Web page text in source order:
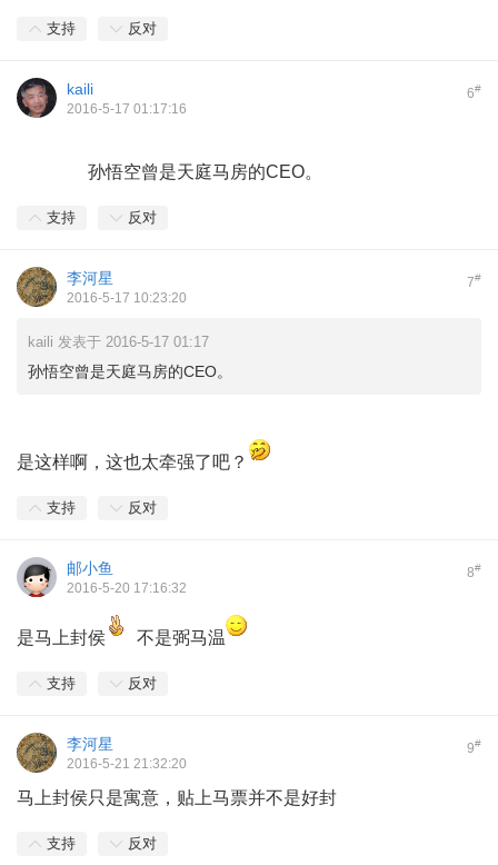
支持 反对
6#
kaili
2016-5-17 01:17:16
孙悟空曾是天庭马房的CEO。
支持 反对
7#
李河星
2016-5-17 10:23:20
kaili 发表于 2016-5-17 01:17
孙悟空曾是天庭马房的CEO。
是这样啊，这也太牵强了吧？
支持 反对
8#
邮小鱼
2016-5-20 17:16:32
是马上封侯 不是弼马温
支持 反对
9#
李河星
2016-5-21 21:32:20
马上封侯只是寓意，贴上马票并不是好封
支持 反对